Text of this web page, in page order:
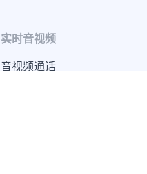
实时音视频
音视频通话